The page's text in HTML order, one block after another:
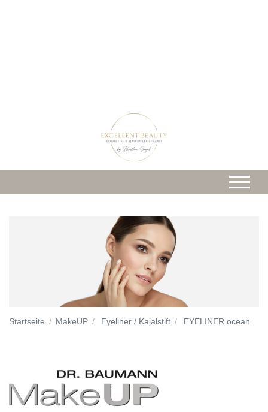
Startseite MakeUP Eyeliner / Kajalstift EYELINER ocean